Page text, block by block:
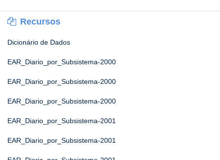
Recursos
Dicionário de Dados
EAR_Diario_por_Subsistema-2000
EAR_Diario_por_Subsistema-2000
EAR_Diario_por_Subsistema-2000
EAR_Diario_por_Subsistema-2001
EAR_Diario_por_Subsistema-2001